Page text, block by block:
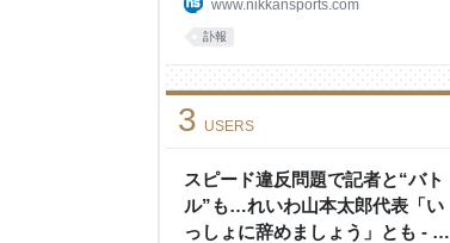
www.nikkansports.com
訃報
スピード違反問題で記者と“バト
ル”も…れいわ山本太郎代表「い
っしょに辞めましょう」とも - 政
3 USERS